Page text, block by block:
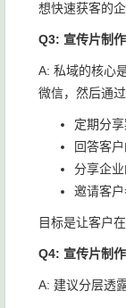
想快速获客的企
Q3: 宣传片制
A: 私域的核心
微信，然后通
定期分
回答客
分享企
邀请客
目标是让客户
Q4: 宣传片制
A: 建议分层透露